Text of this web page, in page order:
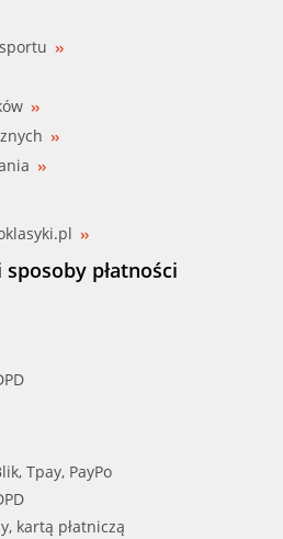
płatności
Tpay, PayPo
kartą płatniczą